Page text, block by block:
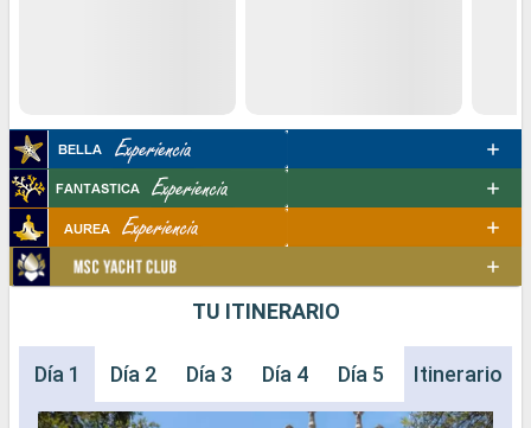
TU ITINERARIO
Día 1 Día 2 Día 3 Día 4 Día 5 Día 6 Día
Itinerario